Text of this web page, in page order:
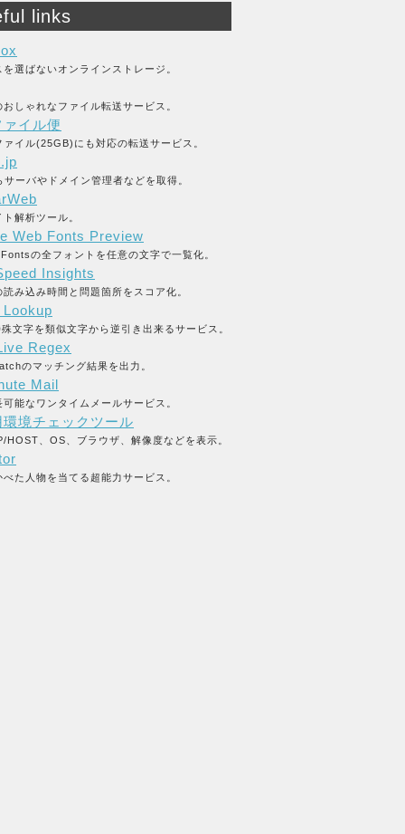
links
を選ばないオンラインストレージ。
おしゃれなファイル転送サービス。
ァイル便
ァイル(25GB)にも対応の転送サービス。
サーバやドメイン管理者などを取得。
解析ツール。
Web Fonts Preview
の全フォントを任意の文字で一覧化。
Insights
読み込み時間と問題箇所をスコア化。
文字を類似文字から逆引き出来るサービス。
Regex
のマッチング結果を出力。
Mail
可能なワンタイムメールサービス。
環境チェックツール
HOST、OS、ブラウザ、解像度などを表示。
べた人物を当てる超能力サービス。